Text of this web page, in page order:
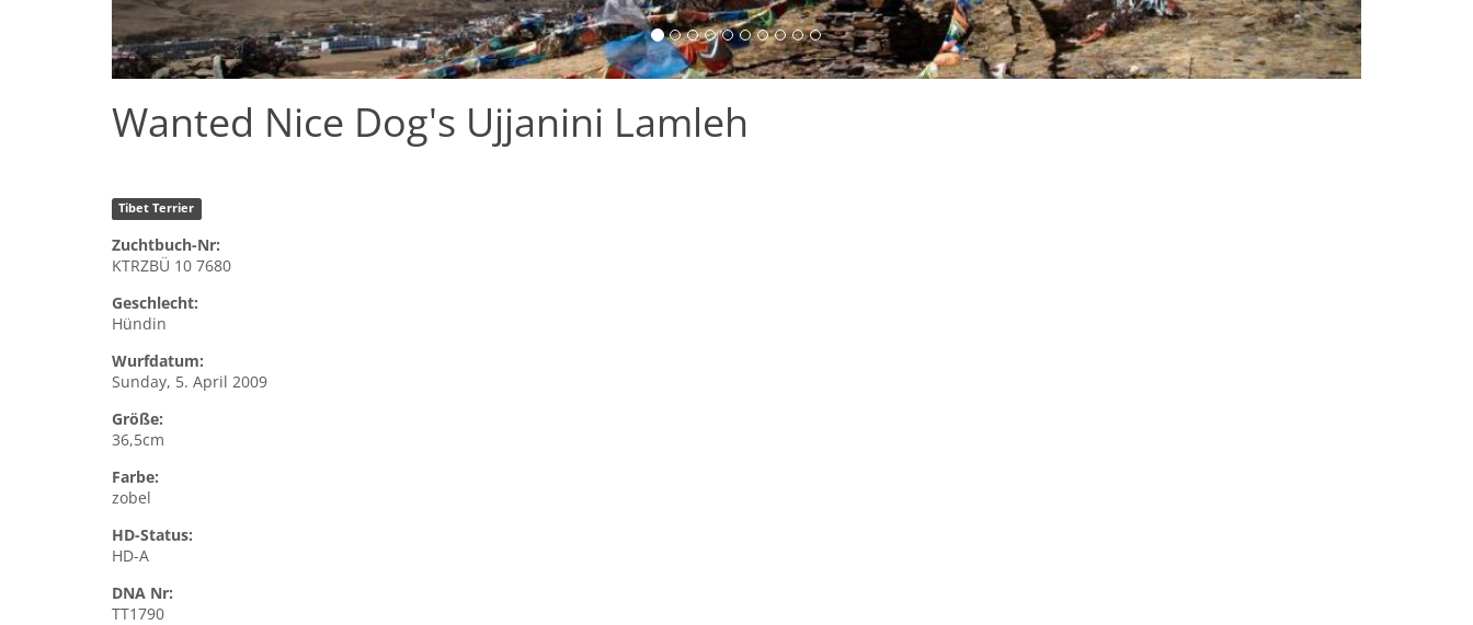
Wanted Nice Dog's Ujjanini Lamleh
Tibet Terrier
Zuchtbuch-Nr:
KTRZBÜ 10 7680
Geschlecht:
Hündin
Wurfdatum:
Sunday, 5. April 2009
Größe:
36,5cm
Farbe:
zobel
HD-Status:
HD-A
DNA Nr:
TT1790